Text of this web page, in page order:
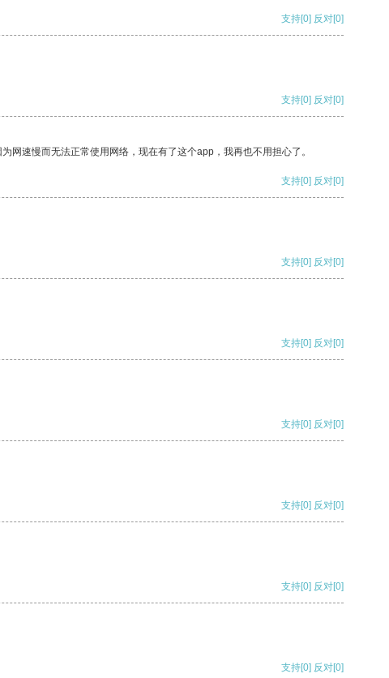
支持[0] 反对[0]
支持[0] 反对[0]
速慢而无法正常使用网络，现在有了这个app，我再也不用担心了。
支持[0] 反对[0]
支持[0] 反对[0]
支持[0] 反对[0]
支持[0] 反对[0]
支持[0] 反对[0]
支持[0] 反对[0]
支持[0] 反对[0]